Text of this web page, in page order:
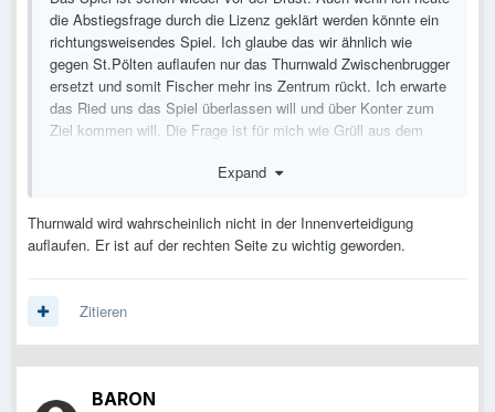
die Abstiegsfrage durch die Lizenz geklärt werden könnte ein
richtungsweisendes Spiel. Ich glaube das wir ähnlich wie
gegen St.Pölten auflaufen nur das Thurnwald Zwischenbrugger
ersetzt und somit Fischer mehr ins Zentrum rückt. Ich erwarte
das Ried uns das Spiel überlassen will und über Konter zum
Ziel kommen will. Die Frage ist für mich wie Grüll aus dem
nichts zulassen bin ich zuversichtlich.
Expand
Thurnwald wird wahrscheinlich nicht in der Innenverteidigung
auflaufen. Er ist auf der rechten Seite zu wichtig geworden.
Zitieren
BARON